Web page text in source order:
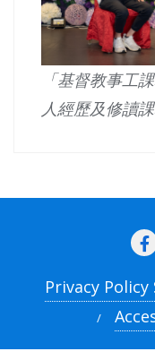
「基督教事工
人經歷及修讀課
Privacy